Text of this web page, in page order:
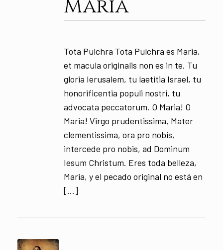
María
Tota Pulchra Tota Pulchra es Maria,
et macula originalis non es in te. Tu
gloria Ierusalem, tu laetitia Israel, tu
honorificentia populi nostri, tu
advocata peccatorum. O Maria! O
Maria! Virgo prudentissima, Mater
clementissima, ora pro nobis,
intercede pro nobis, ad Dominum
Iesum Christum. Eres toda belleza,
Maria, y el pecado original no está en
[…]